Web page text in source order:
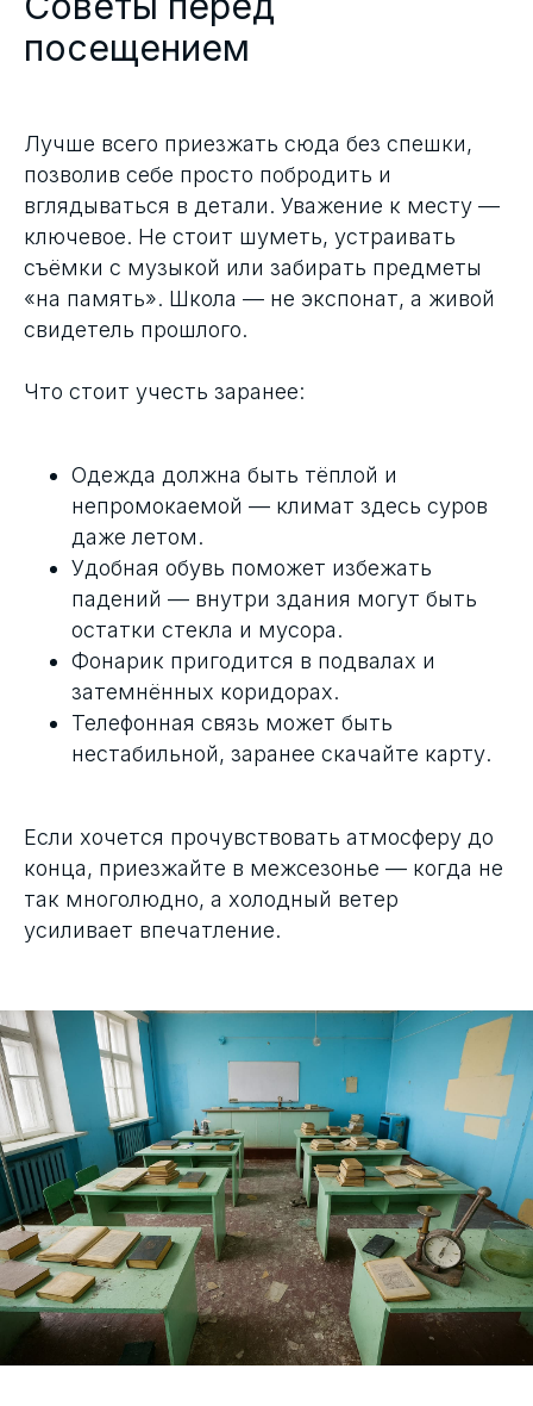
посещением
Лучше всего приезжать сюда без спешки,
позволив себе просто побродить и
вглядываться в детали. Уважение к месту —
ключевое. Не стоит шуметь, устраивать
съёмки с музыкой или забирать предметы
«на память». Школа — не экспонат, а живой
свидетель прошлого.
Что стоит учесть заранее:
Одежда должна быть тёплой и
непромокаемой — климат здесь суров
даже летом.
Удобная обувь поможет избежать
падений — внутри здания могут быть
остатки стекла и мусора.
Фонарик пригодится в подвалах и
затемнённых коридорах.
Телефонная связь может быть
нестабильной, заранее скачайте карту.
Если хочется прочувствовать атмосферу до
конца, приезжайте в межсезонье — когда не
так многолюдно, а холодный ветер
усиливает впечатление.